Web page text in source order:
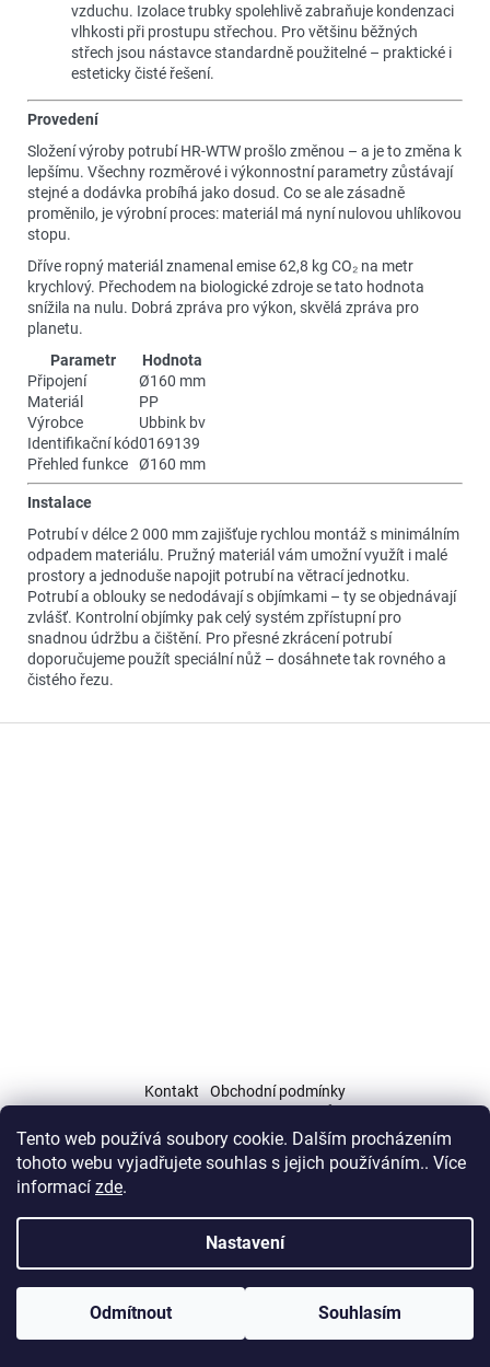
Tento web používá soubory cookie. Dalším procházením
tohoto webu vyjadřujete souhlas s jejich používáním.. Více
informací zde.
Nastavení
Odmítnout Souhlasím
NOVINKA! Neplaťte dopravné a vyzvedněte si vaše zboží osobně na
vzduchu. Izolace trubky spolehlivě zabraňuje kondenzaci
vlhkosti při prostupu střechou. Pro většinu běžných
střech jsou nástavce standardně použitelné – praktické i
esteticky čisté řešení.
Provedení
Složení výroby potrubí HR-WTW prošlo změnou – a je to změna k
lepšímu. Všechny rozměrové i výkonnostní parametry zůstávají
stejné a dodávka probíhá jako dosud. Co se ale zásadně
proměnilo, je výrobní proces: materiál má nyní nulovou uhlíkovou
stopu.
Dříve ropný materiál znamenal emise 62,8 kg CO₂ na metr
krychlový. Přechodem na biologické zdroje se tato hodnota
snížila na nulu. Dobrá zpráva pro výkon, skvělá zpráva pro
planetu.
Parametr
Hodnota
Připojení
Ø160 mm
Materiál
PP
Výrobce
Ubbink bv
Identifikační kód0169139
Přehled funkce
Ø160 mm
Instalace
Potrubí v délce 2 000 mm zajišťuje rychlou montáž s minimálním
odpadem materiálu. Pružný materiál vám umožní využít i malé
prostory a jednoduše napojit potrubí na větrací jednotku.
Potrubí a oblouky se nedodávají s objímkami – ty se objednávají
zvlášť. Kontrolní objímky pak celý systém zpřístupní pro
snadnou údržbu a čištění. Pro přesné zkrácení potrubí
doporučujeme použít speciální nůž – dosáhnete tak rovného a
čistého řezu.
Kontakt
Obchodní podmínky
Podmínky ochrany osobních údajů (GDPR)
Copyright 2026IQX rekuperace. Všechna práva vyhrazena.
Upravit nastavení cookies